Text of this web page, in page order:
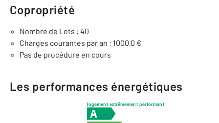
Copropriété
Nombre de Lots : 40
Charges courantes par an : 1000,0 €
Pas de procédure en cours
Les performances énergétiques
logement extrêmement performant